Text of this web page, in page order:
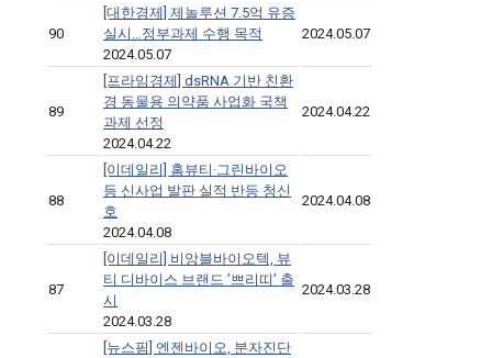
90
[대한경제] 제놀루션 7.5억 유증
실시…정부과제 수행 목적
2024.05.07
2024.05.07
89
[프라임경제] dsRNA 기반 친환
경 동물용 의약품 사업화 국책
과제 선정
2024.04.22
2024.04.22
88
[이데일리] 홈뷰티·그린바이오
등 신사업 발판 실적 반등 청신
호
2024.04.08
2024.04.08
87
[이데일리] 비앙블바이오텍, 뷰
티 디바이스 브랜드 ’쁘리띠’ 출
시
2024.03.28
2024.03.28
[뉴스핌] 엔젠바이오, 분자진단